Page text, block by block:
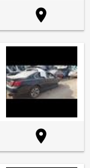

